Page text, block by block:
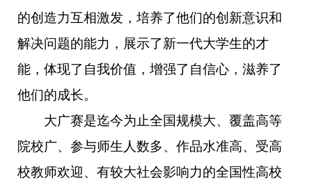
的创造力互相激发，培养了他们的创新意识和
解决问题的能力，展示了新一代大学生的才
能，体现了自我价值，增强了自信心，滋养了
他们的成长。
大广赛是迄今为止全国规模大、覆盖高等
院校广、参与师生人数多、作品水准高、受高
校教师欢迎、有较大社会影响力的全国性高校